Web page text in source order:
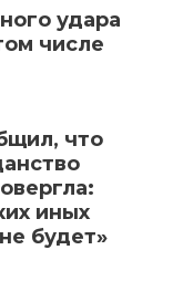
удара
числе
что
иных
будет»